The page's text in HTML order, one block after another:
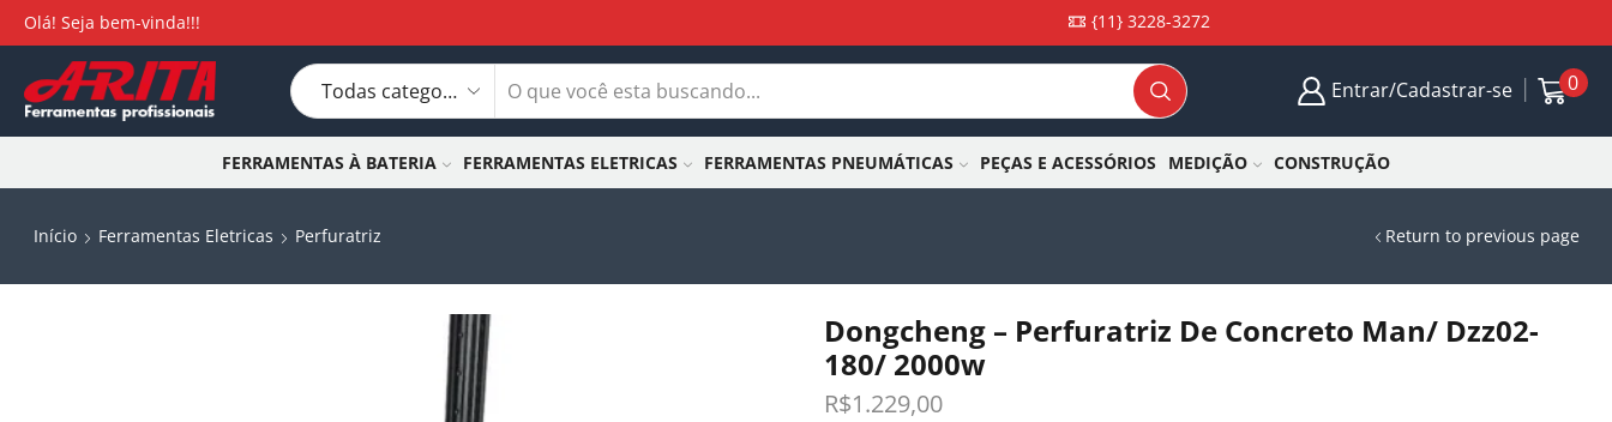
Olá! Seja bem-vinda!!! {11} 3228-3272
Entrar/Cadastrar-se 0
FERRAMENTAS À BATERIA FERRAMENTAS ELETRICAS FERRAMENTAS PNEUMÁTICAS PEÇAS E ACESSÓRIOS MEDIÇÃO CONSTRUÇÃO
Início Ferramentas Eletricas Perfuratriz Return to previous page
Dongcheng – Perfuratriz De Concreto Man/ Dzz02-
180/ 2000w
R$1.229,00